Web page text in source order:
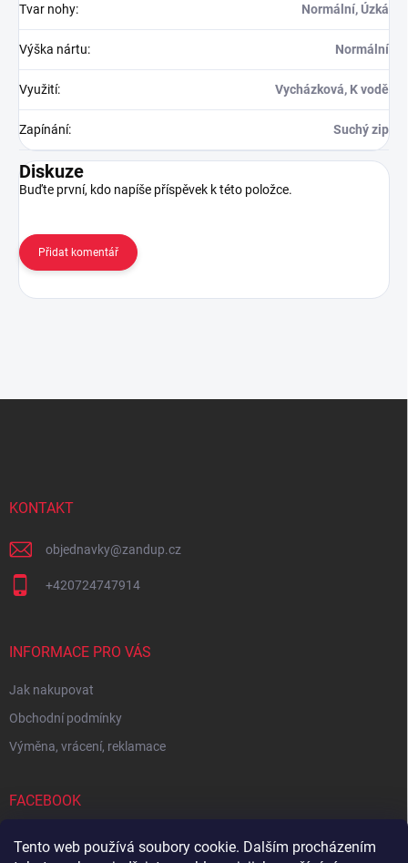
Tento web používá soubory cookie. Dalším procházením
Tvar nohy: Normální, Úzká
Výška nártu: Normální
Využití: Vycházková, K vodě
Zapínání: Suchý zip
Diskuze
Buďte první, kdo napíše příspěvek k této položce.
Přidat komentář
KONTAKT
objednavky@zandup.cz
+420724747914
INFORMACE PRO VÁS
Jak nakupovat
Obchodní podmínky
Výměna, vrácení, reklamace
FACEBOOK